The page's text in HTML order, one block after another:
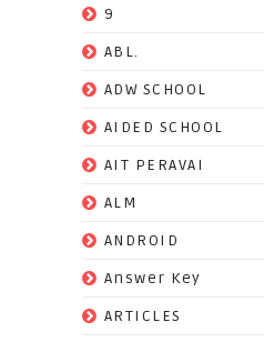
9
ABL.
ADW SCHOOL
AIDED SCHOOL
AIT PERAVAI
ALM
ANDROID
Answer Key
ARTICLES